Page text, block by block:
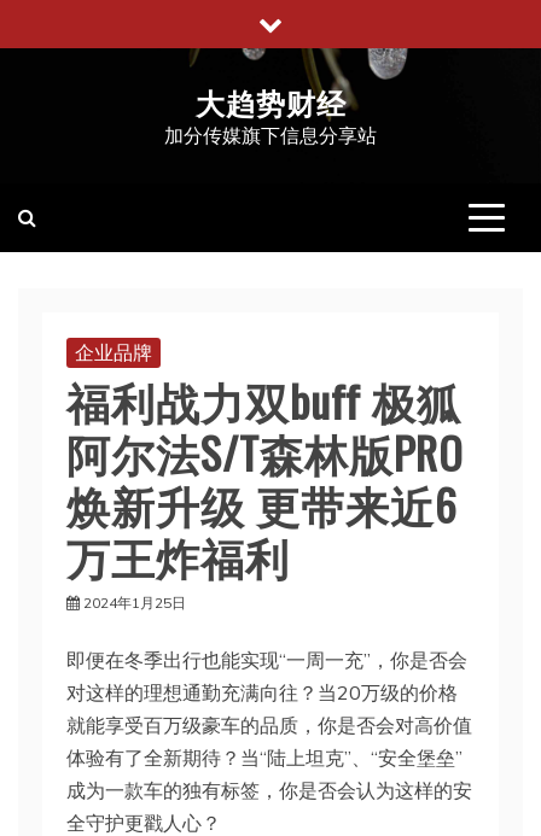
至
大趋势财经
加分传媒旗下信息分享站
企业品牌
福利战力双buff 极狐
阿尔法S/T森林版PRO
焕新升级 更带来近6
万王炸福利
2024年1月25日
即便在冬季出行也能实现“一周一充”，你是否会
对这样的理想通勤充满向往？当20万级的价格
就能享受百万级豪车的品质，你是否会对高价值
体验有了全新期待？当“陆上坦克”、“安全堡垒”
成为一款车的独有标签，你是否会认为这样的安
全守护更戳人心？